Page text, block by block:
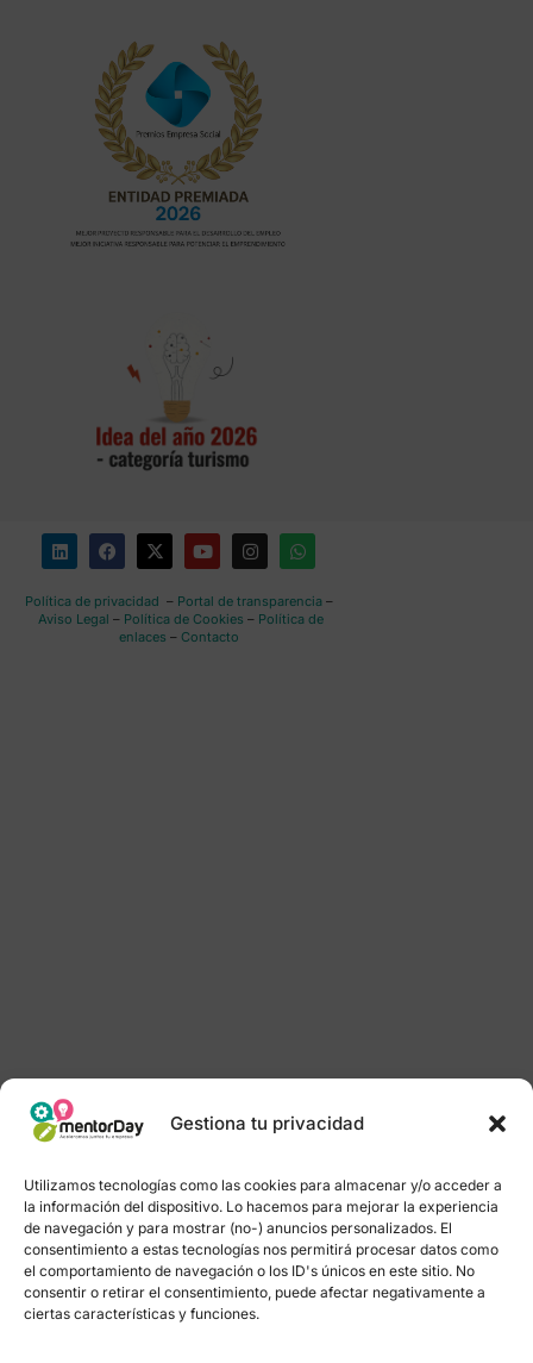
Gestiona tu privacidad
Utilizamos tecnologías como las cookies para almacenar y/o acceder a
la información del dispositivo. Lo hacemos para mejorar la experiencia
de navegación y para mostrar (no-) anuncios personalizados. El
consentimiento a estas tecnologías nos permitirá procesar datos como
el comportamiento de navegación o los ID's únicos en este sitio. No
consentir o retirar el consentimiento, puede afectar negativamente a
ciertas características y funciones.
Política de privacidad – Portal de transparencia–
Aviso Legal – Política de Cookies – Política de
enlaces – Contacto